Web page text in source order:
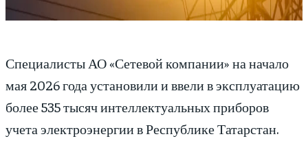
Специалисты АО «Сетевой компании» на начало
мая 2026 года установили и ввели в эксплуатацию
более 535 тысяч интеллектуальных приборов
учета электроэнергии в Республике Татарстан.